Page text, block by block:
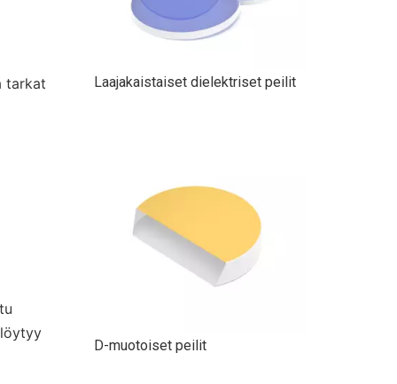
tarkat
D-muotoiset peilit
HR Laajakaistapeilit